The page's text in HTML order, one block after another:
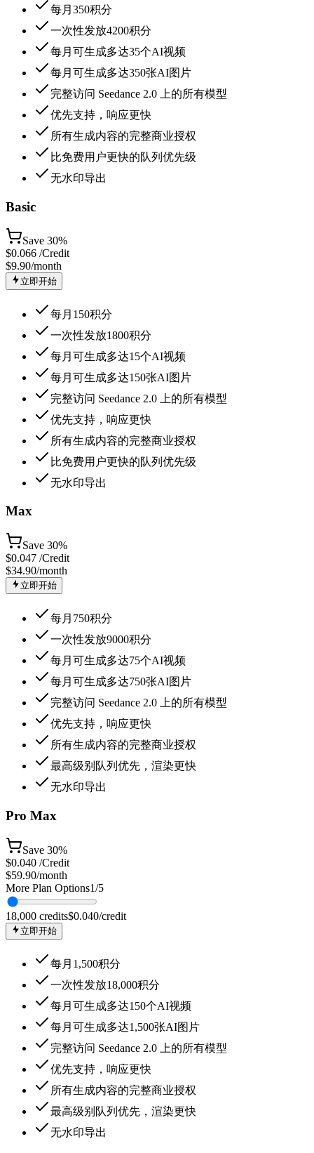
每月350积分
一次性发放4200积分
每月可生成多达35个AI视频
每月可生成多达350张AI图片
完整访问 Seedance 2.0 上的所有模型
优先支持，响应更快
所有生成内容的完整商业授权
比免费用户更快的队列优先级
无水印导出
Basic
Save 30%
$0.066 /Credit
$9.90/month
立即开始
每月150积分
一次性发放1800积分
每月可生成多达15个AI视频
每月可生成多达150张AI图片
完整访问 Seedance 2.0 上的所有模型
优先支持，响应更快
所有生成内容的完整商业授权
比免费用户更快的队列优先级
无水印导出
Max
Save 30%
$0.047 /Credit
$34.90/month
立即开始
每月750积分
一次性发放9000积分
每月可生成多达75个AI视频
每月可生成多达750张AI图片
完整访问 Seedance 2.0 上的所有模型
优先支持，响应更快
所有生成内容的完整商业授权
最高级别队列优先，渲染更快
无水印导出
Pro Max
Save 30%
$0.040 /Credit
$59.90/month
More Plan Options1/5
18,000 credits$0.040/credit
立即开始
每月1,500积分
一次性发放18,000积分
每月可生成多达150个AI视频
每月可生成多达1,500张AI图片
完整访问 Seedance 2.0 上的所有模型
优先支持，响应更快
所有生成内容的完整商业授权
最高级别队列优先，渲染更快
无水印导出